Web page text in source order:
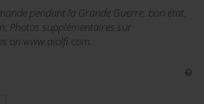
pendant la Grande Guerre, bon état.
Photos supplémentaires sur
on www.aiolfi.com.